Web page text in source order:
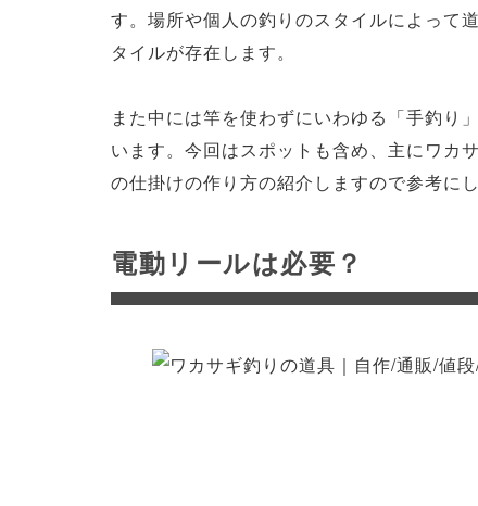
す。場所や個人の釣りのスタイルによって
タイルが存在します。
また中には竿を使わずにいわゆる「手釣り
います。今回はスポットも含め、主にワカ
の仕掛けの作り方の紹介しますので参考にし
電動リールは必要？